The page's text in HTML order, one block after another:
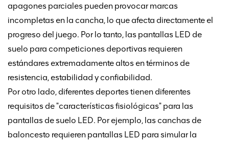
apagones parciales pueden provocar marcas
incompletas en la cancha, lo que afecta directamente el
progreso del juego. Por lo tanto, las pantallas LED de
suelo para competiciones deportivas requieren
estándares extremadamente altos en términos de
resistencia, estabilidad y confiabilidad.
Por otro lado, diferentes deportes tienen diferentes
requisitos de "características fisiológicas" para las
pantallas de suelo LED. Por ejemplo, las canchas de
baloncesto requieren pantallas LED para simular la